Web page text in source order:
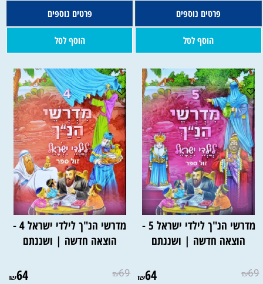
פרטים נוספים
הוסף לסל
פרטים נוספים
הוסף לסל
מדרשי הנ"ך לילדי ישראל 5 -
הוצאה חדשה | ושננתם
₪69
₪64
מדרשי הנ"ך לילדי ישראל 4 -
הוצאה חדשה | ושננתם
₪69
₪64